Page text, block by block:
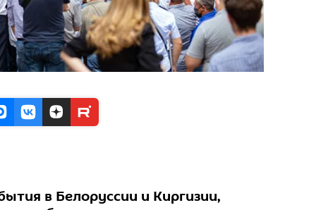
в Белоруссии и Киргизии,